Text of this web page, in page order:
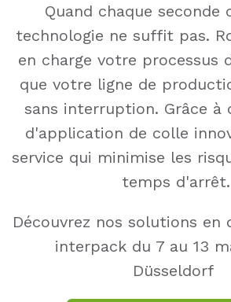
Quand chaque seconde
technologie ne suffit pas.
en charge votre processus
que votre ligne de
sans interruption. Grâce à
d'application de colle
service qui minimise les
temps d'arrêt.
Découvrez nos solutions en
interpack du 7 au 13
Düsseldorf